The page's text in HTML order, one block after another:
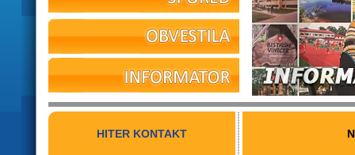
HITER KONTAKT